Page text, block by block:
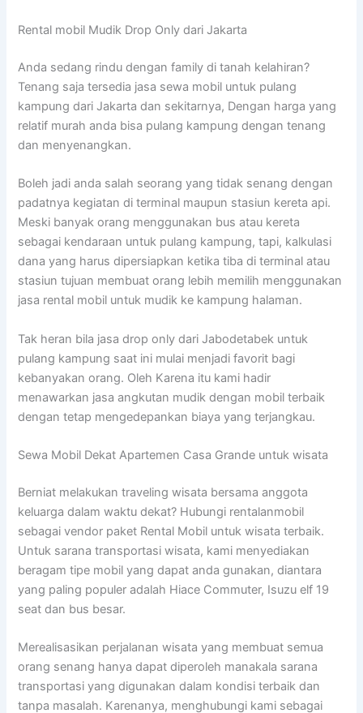
Rental mobil Mudik Drop Only dari Jakarta
Anda sedang rindu dengan family di tanah kelahiran?
Tenang saja tersedia jasa sewa mobil untuk pulang
kampung dari Jakarta dan sekitarnya, Dengan harga yang
relatif murah anda bisa pulang kampung dengan tenang
dan menyenangkan.
Boleh jadi anda salah seorang yang tidak senang dengan
padatnya kegiatan di terminal maupun stasiun kereta api.
Meski banyak orang menggunakan bus atau kereta
sebagai kendaraan untuk pulang kampung, tapi, kalkulasi
dana yang harus dipersiapkan ketika tiba di terminal atau
stasiun tujuan membuat orang lebih memilih menggunakan
jasa rental mobil untuk mudik ke kampung halaman.
Tak heran bila jasa drop only dari Jabodetabek untuk
pulang kampung saat ini mulai menjadi favorit bagi
kebanyakan orang. Oleh Karena itu kami hadir
menawarkan jasa angkutan mudik dengan mobil terbaik
dengan tetap mengedepankan biaya yang terjangkau.
Sewa Mobil Dekat Apartemen Casa Grande untuk wisata
Berniat melakukan traveling wisata bersama anggota
keluarga dalam waktu dekat? Hubungi rentalanmobil
sebagai vendor paket Rental Mobil untuk wisata terbaik.
Untuk sarana transportasi wisata, kami menyediakan
beragam tipe mobil yang dapat anda gunakan, diantara
yang paling populer adalah Hiace Commuter, Isuzu elf 19
seat dan bus besar.
Merealisasikan perjalanan wisata yang membuat semua
orang senang hanya dapat diperoleh manakala sarana
transportasi yang digunakan dalam kondisi terbaik dan
tanpa masalah. Karenanya, menghubungi kami sebagai